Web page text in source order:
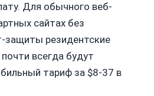
Для обычного веб-
сайтах без
защиты резидентские
всегда будут
тариф за $8-37 в